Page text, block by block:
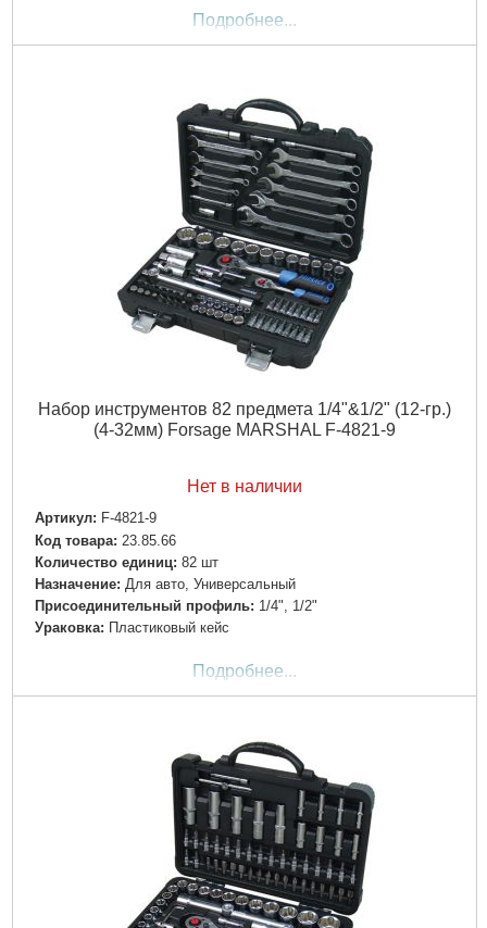
Подробнее...
Набор инструментов 82 предмета 1/4"&1/2" (12-гр.)
(4-32мм) Forsage MARSHAL F-4821-9
Нет в наличии
Артикул: F-4821-9
Код товара: 23.85.66
Количество единиц: 82 шт
Назначение: Для авто, Универсальный
Пpиcoeдинитeльный пpoфиль: 1/4", 1/2"
Ураковка: Пластиковый кейс
Подробнее...